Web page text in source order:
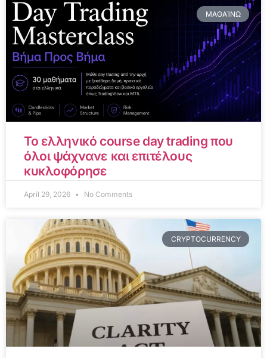
ΜΑΘΑΊΝΩ
Το ελληνικό course day trading που
όλοι ψάχνανε και επιτέλους
κυκλοφόρησε
April 29, 2026 No Comments
CRYPTOCURRENCY